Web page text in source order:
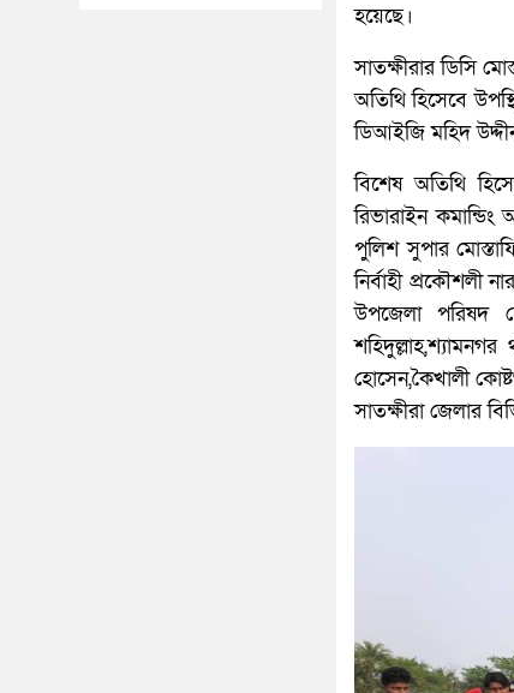
হয়েছে।
সাতক্ষীরার ডিসি
অতিথি হিসেবে
ডিআইজি মহিদ
বিশেষ অতিথি
রিভারাইন কমান্ডিং
পুলিশ সুপার
নির্বাহী প্রকৌশলী
উপজেলা পরিষদ
হোসেন,কৈখালী
সাতক্ষীরা জেলার